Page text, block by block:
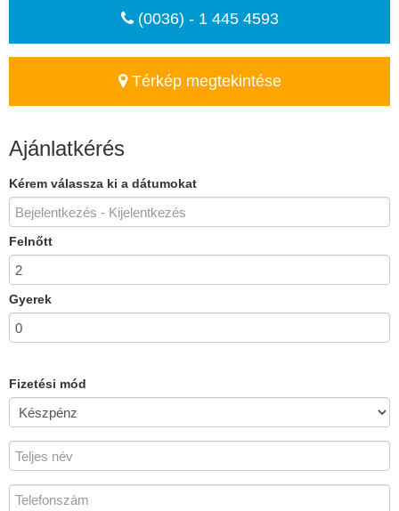
(0036) - 1 445 4593
Térkép megtekintése
Ajánlatkérés
Kérem válassza ki a dátumokat
Felnőtt
Gyerek
Fizetési mód